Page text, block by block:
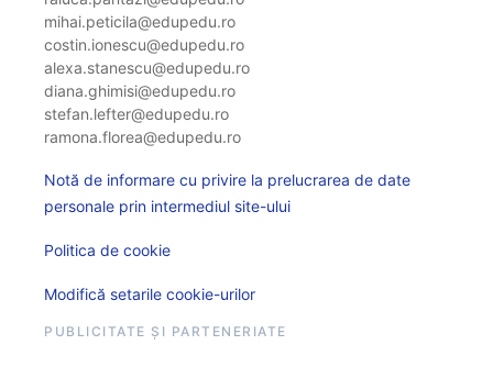
mihai.peticila@edupedu.ro
costin.ionescu@edupedu.ro
alexa.stanescu@edupedu.ro
diana.ghimisi@edupedu.ro
stefan.lefter@edupedu.ro
ramona.florea@edupedu.ro
Notă de informare cu privire la prelucrarea de date
personale prin intermediul site-ului
Politica de cookie
Modifică setarile cookie-urilor
PUBLICITATE ȘI PARTENERIATE